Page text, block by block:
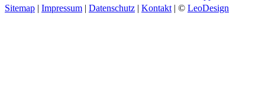
Sitemap | Impressum | Datenschutz | Kontakt | © LeoDesign